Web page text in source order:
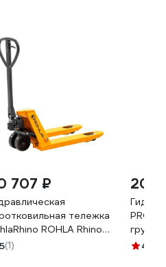
707 ₽
тележка
ROHLA Rhino
800 мм,
5(1)
20
кг,4.8